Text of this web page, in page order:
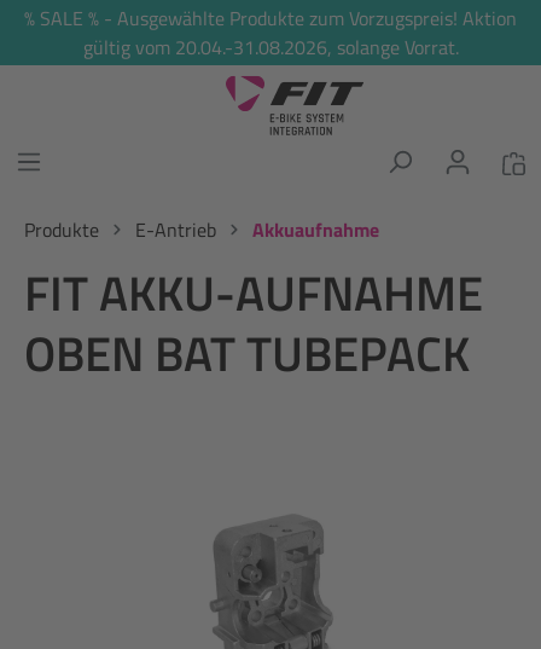
springen
% SALE % - Ausgewählte Produkte zum Vorzugspreis! Aktion
gültig vom 20.04.-31.08.2026, solange Vorrat.
Produkte E-Antrieb Akkuaufnahme
FIT AKKU-AUFNAHME
OBEN BAT TUBEPACK